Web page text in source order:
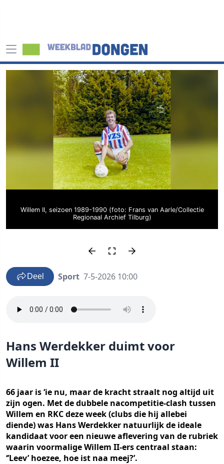
Willem II, seizoen 1989-1990 (foto: Frans van Aarle/Collectie
Regionaal Archief Tilburg)
Deel Sport 7-5-2026 10:00
Hans Werdekker duimt voor
Willem II
66 jaar is ‘ie nu, maar de kracht straalt nog altijd uit
zijn ogen. Met de dubbele nacompetitie-clash tussen
Willem en RKC deze week (clubs die hij allebei
diende) was Hans Werdekker natuurlijk de ideale
kandidaat voor een nieuwe aflevering van de rubriek
waarin voormalige Willem II-ers centraal staan:
‘’Leev’ hoezee, hoe ist naa meej?’.